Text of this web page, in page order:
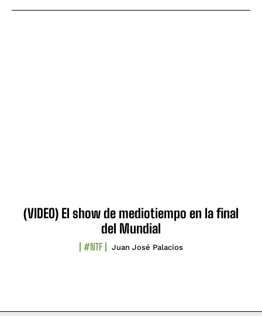
(VIDEO) El show de mediotiempo en la final
del Mundial
#NTF Juan José Palacios